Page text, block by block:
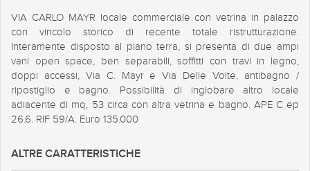
VIA CARLO MAYR locale commerciale con vetrina in palazzo
con vincolo storico di recente totale ristrutturazione.
Interamente disposto al piano terra, si presenta di due ampi
vani open space, ben separabili, soffitti con travi in legno,
doppi accessi, Via C. Mayr e Via Delle Volte, antibagno /
ripostiglio e bagno. Possibilità di inglobare altro locale
adiacente di mq, 53 circa con altra vetrina e bagno. APE C ep
26.6. RIF 59/A. Euro 135.000
ALTRE CARATTERISTICHE